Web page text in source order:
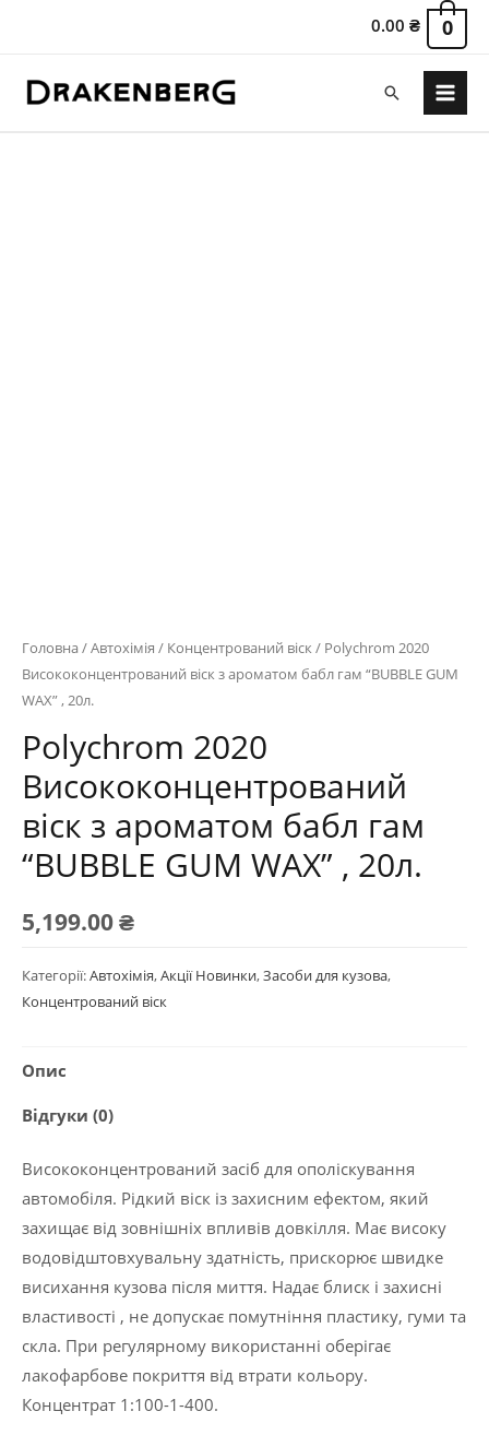
0.00₴ 0
Пошук
Main
Головна/Автохімія / Концентрований віск/ Polychrom 2020
Висококонцентрований віск з ароматом бабл гам “BUBBLE GUM
WAX” , 20л.
Polychrom 2020
Висококонцентрований
віск з ароматом бабл гам
“BUBBLE GUM WAX” , 20л.
5,199.00₴
Категорії:Автохімія,Акції Новинки,Засоби для кузова,
Концентрований віск
Опис
Відгуки (0)
Висококонцентрований засіб для ополіскування
автомобіля. Рідкий віск із захисним ефектом, який
захищає від зовнішніх впливів довкілля. Має високу
водовідштовхувальну здатність, прискорює швидке
висихання кузова після миття. Надає блиск і захисні
властивості , не допускає помутніння пластику, гуми та
скла. При регулярному використанні оберігає
лакофарбове покриття від втрати кольору.
Концентрат 1:100-1-400.